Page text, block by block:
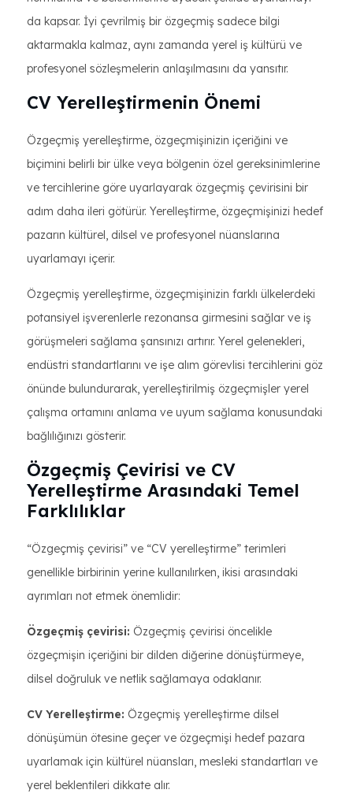
da kapsar. İyi çevrilmiş bir özgeçmiş sadece bilgi
aktarmakla kalmaz, aynı zamanda yerel iş kültürü ve
profesyonel sözleşmelerin anlaşılmasını da yansıtır.
CV Yerelleştirmenin Önemi
Özgeçmiş yerelleştirme, özgeçmişinizin içeriğini ve
biçimini belirli bir ülke veya bölgenin özel gereksinimlerine
ve tercihlerine göre uyarlayarak özgeçmiş çevirisini bir
adım daha ileri götürür. Yerelleştirme, özgeçmişinizi hedef
pazarın kültürel, dilsel ve profesyonel nüanslarına
uyarlamayı içerir.
Özgeçmiş yerelleştirme, özgeçmişinizin farklı ülkelerdeki
potansiyel işverenlerle rezonansa girmesini sağlar ve iş
görüşmeleri sağlama şansınızı artırır. Yerel gelenekleri,
endüstri standartlarını ve işe alım görevlisi tercihlerini göz
önünde bulundurarak, yerelleştirilmiş özgeçmişler yerel
çalışma ortamını anlama ve uyum sağlama konusundaki
bağlılığınızı gösterir.
Özgeçmiş Çevirisi ve CV
Yerelleştirme Arasındaki Temel
Farklılıklar
“Özgeçmiş çevirisi” ve “CV yerelleştirme” terimleri
genellikle birbirinin yerine kullanılırken, ikisi arasındaki
ayrımları not etmek önemlidir:
Özgeçmiş çevirisi: Özgeçmiş çevirisi öncelikle
özgeçmişin içeriğini bir dilden diğerine dönüştürmeye,
dilsel doğruluk ve netlik sağlamaya odaklanır.
CV Yerelleştirme: Özgeçmiş yerelleştirme dilsel
dönüşümün ötesine geçer ve özgeçmişi hedef pazara
uyarlamak için kültürel nüansları, mesleki standartları ve
yerel beklentileri dikkate alır.